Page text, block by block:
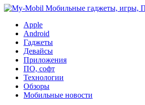
Apple
Android
Гаджеты
Девайсы
Приложения
ПО, софт
Технологии
Обзоры
Мобильные новости